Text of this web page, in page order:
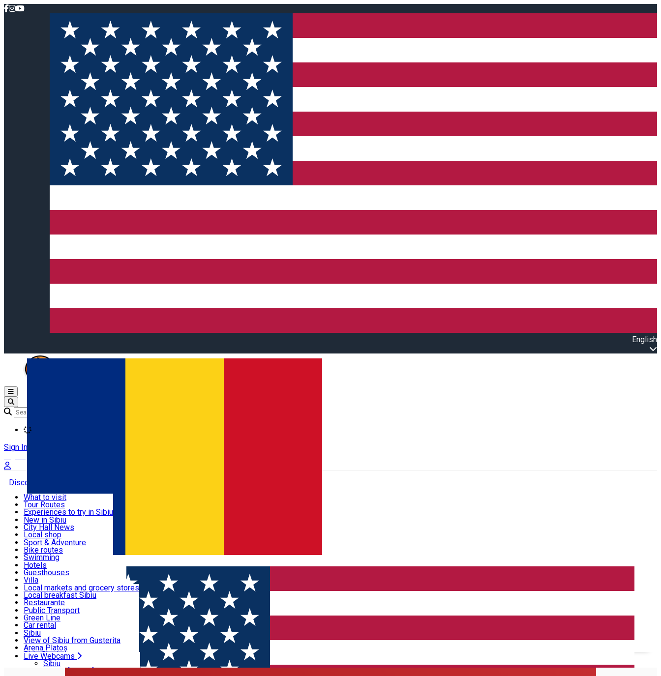
English
Română
Open main menu
Sign In
Discover
Useful info
Activities & Adventure
Accommodation
Food, Drinks & Nightlife
Transport & Parking
Live Webcams
What to visit
Tour Routes
Experiences to try in Sibiu
Podcast
Culture
Museums
Churches
Parks, Zoo
County of Sibiu
New in Sibiu
City Hall News
Local shop
Sibiu artisans
Sibiul Verde
Public services
Education
How do I get to Sibiu
Tourist Info
Tour Guides
Guided tours
Publicații locale
Beauty salons
Sport & Adventure
Bike routes
Swimming
Riding
Indoor activities
Loc de joacă indoor
Loc de joacă outdoor
Ski
Ice skating
Yoga
Hotels
Guesthouses
Villa
Hostels
Motel
Camping
Renting rooms
Rooms for rent
Accommodation outside Sibiu
Local markets and grocery stores
Local breakfast Sibiu
Restaurante
Pizza
Fast Food
Coffee
Sweets
Pub, Bar
Night clubs
Bakeries
Public Transport
Green Line
Car rental
Rent a bike
Scooter rentals
Taxi
Ride Sharing
Parking tickets
Parking places
Sibiu
View of Sibiu from Gusterita
Arena Platoș
Live Webcams
Sibiu
View of Sibiu from Gusterita
Home SURPRIZA ZILEI ⭐ 13 DECEMBRIE